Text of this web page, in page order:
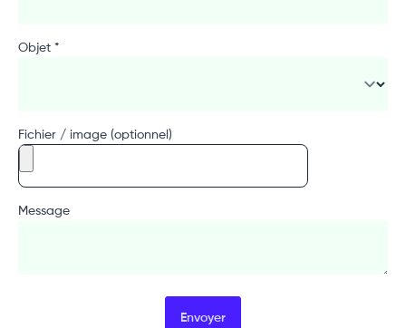
Objet *
Fichier / image (optionnel)
Message
Envoyer